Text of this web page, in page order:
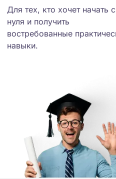
Для тех, кто хочет начать с
нуля и получить
востребованные
навыки.